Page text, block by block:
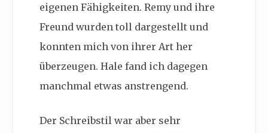
eigenen Fähigkeiten. Remy und ihre
Freund wurden toll dargestellt und
konnten mich von ihrer Art her
überzeugen. Hale fand ich dagegen
manchmal etwas anstrengend.
Der Schreibstil war aber sehr